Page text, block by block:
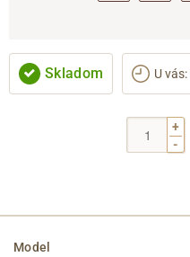
Skladom U vás:
+
-
Model